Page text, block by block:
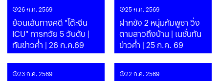
26 ก.ค. 2569
ย้อนเส้นทางคดี "โต๊ะจีน
ICU" ทารกวัย 5 วันดับ |
ทันข่าวค่ำ | 26 ก.ค.69
25 ก.ค. 2569
ฝากขัง 2 หนุ่มกัมพูชา วิ่ง
ตามสาวถึงบ้าน | เนชั่นทัน
ข่าวค่ำ | 25 ก.ค. 69
23 ก.ค. 2569 22 ก.ค. 2569